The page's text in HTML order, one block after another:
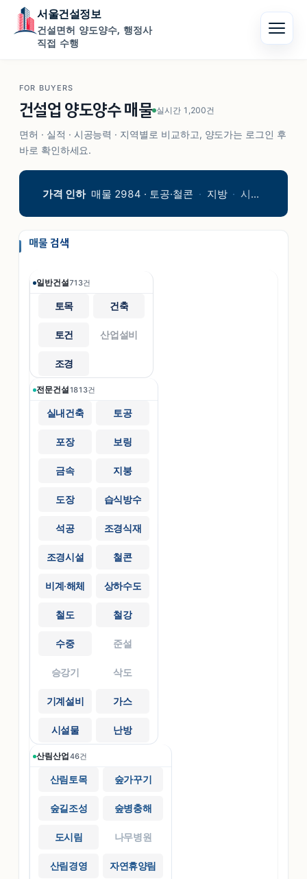
서울건설정보
건설면허 양도양수, 행정사
직접 수행
FOR BUYERS
건설업 양도양수 매물 실시간 1,200건
면허 · 실적 · 시공능력 · 지역별로 비교하고, 양도가는 로그인 후
바로 확인하세요.
가격 인하 매물 2984 · 토공·철콘 · 지방 · 시평
매물 검색
일반건설713건
토목 건축
토건 산업설비
조경
전문건설1813건
실내건축 토공
포장 보링
금속 지붕
도장 습식방수
석공 조경식재
조경시설 철콘
비계·해체 상하수도
철도 철강
수중 준설
승강기 삭도
기계설비 가스
시설물 난방
산림산업46건
산림토목 숲가꾸기
숲길조성 숲병충해
도시림 나무병원
산림경영 자연휴양림